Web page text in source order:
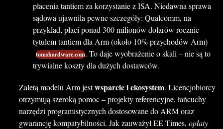
płacenia tantiem za korzystanie z ISA. Niedawna sprawa
sądowa ujawniła pewne szczegóły: Qualcomm, na
przykład, płaci ponad 300 milionów dolarów rocznie
tytułem tantiem dla Arm (około 10% przychodów Arm)
tomshardware.com. To daje wyobrażenie o skali – nie są to
trywialne koszty dla dużych dostawców.
Zaletą modelu Arm jestwsparcie i ekosystem. Licencjobiorcy
otrzymują szeroką pomoc – projekty referencyjne, łańcuchy
narzędzi programistycznych dostosowane do ARM oraz
gwarancję kompatybilności. Jak zauważył EE Times, opłaty